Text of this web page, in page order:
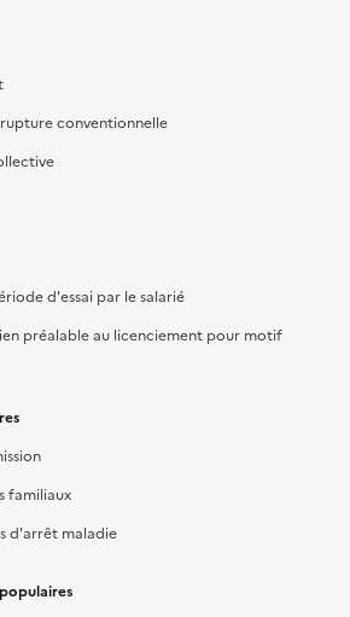
conventionnelle
d'essai par le salarié
préalable au licenciement pour motif
familiaux
d'arrêt maladie